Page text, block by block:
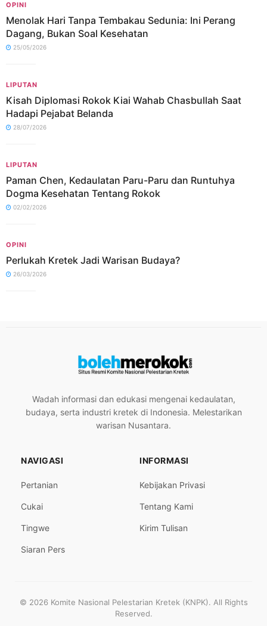
OPINI
Menolak Hari Tanpa Tembakau Sedunia: Ini Perang
Dagang, Bukan Soal Kesehatan
25/05/2026
LIPUTAN
Kisah Diplomasi Rokok Kiai Wahab Chasbullah Saat
Hadapi Pejabat Belanda
28/07/2026
LIPUTAN
Paman Chen, Kedaulatan Paru-Paru dan Runtuhya
Dogma Kesehatan Tentang Rokok
02/02/2026
OPINI
Perlukah Kretek Jadi Warisan Budaya?
26/03/2026
Wadah informasi dan edukasi mengenai kedaulatan,
budaya, serta industri kretek di Indonesia. Melestarikan
warisan Nusantara.
NAVIGASI
Pertanian
Cukai
Tingwe
Siaran Pers
INFORMASI
Kebijakan Privasi
Tentang Kami
Kirim Tulisan
© 2026 Komite Nasional Pelestarian Kretek (KNPK). All Rights
Reserved.